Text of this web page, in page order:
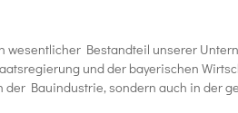
wesentlicher Bestandteil unserer
und der bayerischen
Bauindustrie, sondern auch in der